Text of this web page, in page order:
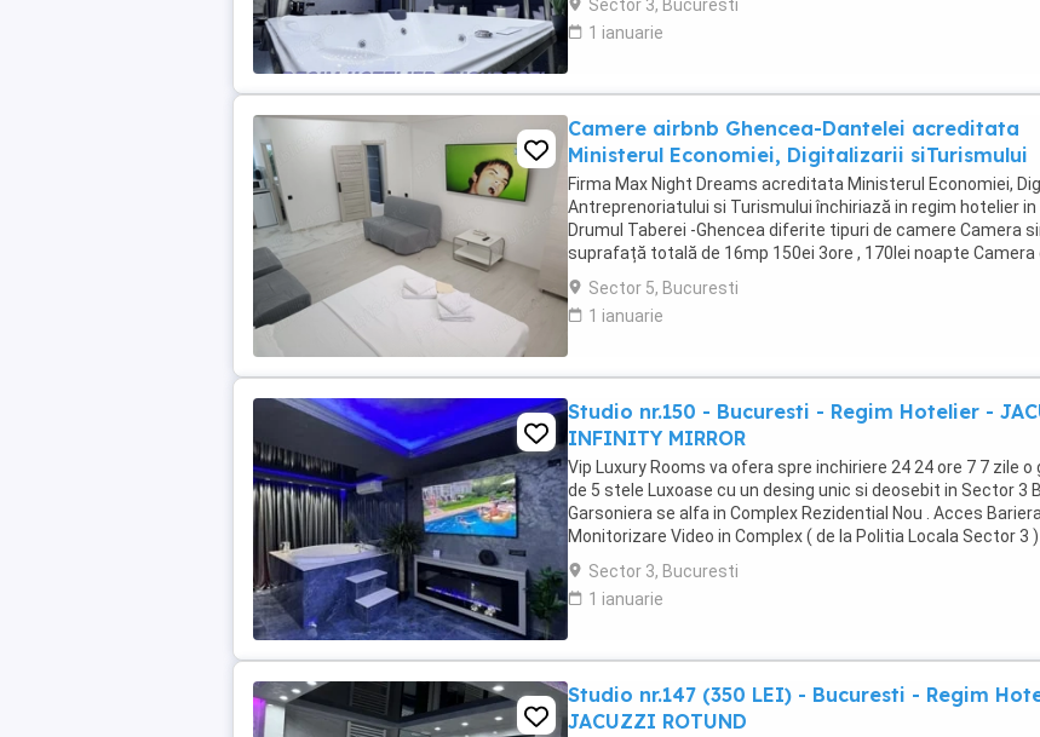
Sector 3, Bucuresti
1 ianuarie
Camere airbnb Ghencea-Dantelei acreditata
Ministerul Economiei, Digitalizarii siTurismului
Firma Max Night Dreams acreditata Ministerul Economiei,
Antreprenoriatului si Turismului închiriază in regim hotelier in
Drumul Taberei -Ghencea diferite tipuri de camere Camera
suprafață totală de 16mp 150ei 3ore , 170lei noapte Camera
suprafață totală de ...
Sector 5, Bucuresti
1 ianuarie
Studio nr.150 - Bucuresti - Regim Hotelier -
INFINITY MIRROR
Vip Luxury Rooms va ofera spre inchiriere 24 24 ore 7 7 zile o
de 5 stele Luxoase cu un desing unic si deosebit in Sector 3
Garsoniera se alfa in Complex Rezidential Nou . Acces Bariera
Monitorizare Video in Complex ( de la Politia Locala Sector 3
parcare PRIVAT in complex ...
Sector 3, Bucuresti
1 ianuarie
Studio nr.147 (350 LEI) - Bucuresti - Regim
JACUZZI ROTUND